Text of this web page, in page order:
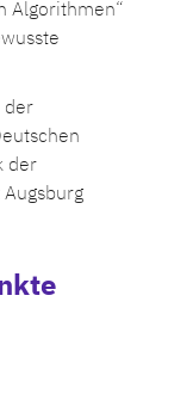
Algorithmen“
der
der